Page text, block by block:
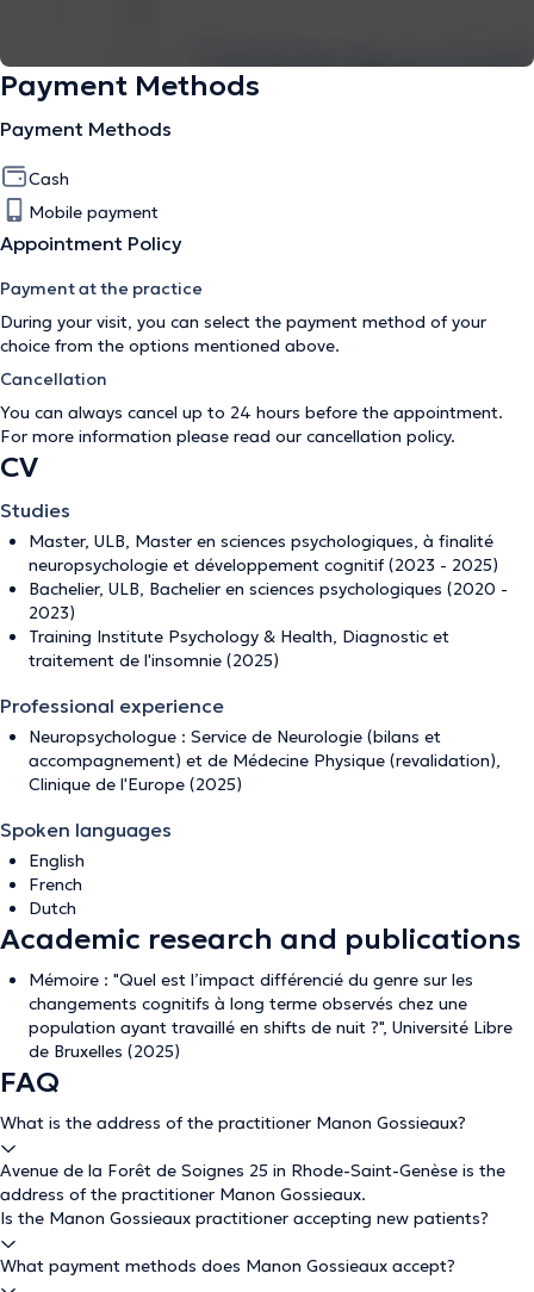
Payment Methods
Payment Methods
Cash
Mobile payment
Appointment Policy
Payment at the practice
During your visit, you can select the payment method of your
choice from the options mentioned above.
Cancellation
You can always cancel up to 24 hours before the appointment.
For more information please read our cancellation policy.
CV
Studies
Master, ULB, Master en sciences psychologiques, à finalité
neuropsychologie et développement cognitif (2023 - 2025)
Bachelier, ULB, Bachelier en sciences psychologiques (2020 -
2023)
Training Institute Psychology & Health, Diagnostic et
traitement de l'insomnie (2025)
Professional experience
Neuropsychologue : Service de Neurologie (bilans et
accompagnement) et de Médecine Physique (revalidation),
Clinique de l'Europe (2025)
Spoken languages
English
French
Dutch
Academic research and publications
Mémoire : "Quel est l’impact différencié du genre sur les
changements cognitifs à long terme observés chez une
population ayant travaillé en shifts de nuit ?", Université Libre
de Bruxelles (2025)
FAQ
What is the address of the practitioner Manon Gossieaux?
Avenue de la Forêt de Soignes 25 in Rhode-Saint-Genèse is the
address of the practitioner Manon Gossieaux.
Is the Manon Gossieaux practitioner accepting new patients?
What payment methods does Manon Gossieaux accept?